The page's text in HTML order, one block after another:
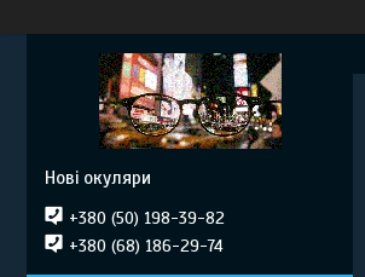
Нові окуляри
+380 (50) 198-39-82
+380 (68) 186-29-74